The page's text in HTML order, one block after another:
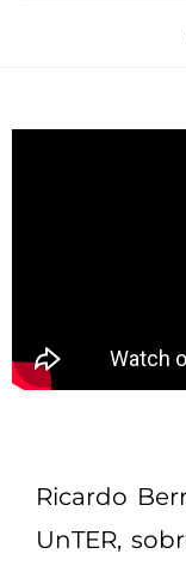
Ricardo
UnTER,